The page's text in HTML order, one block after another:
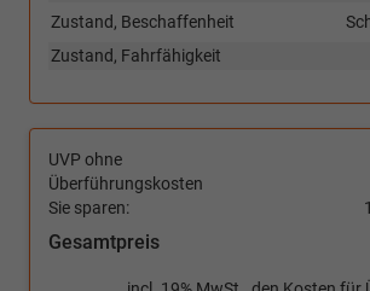
Zustand, Beschaffenheit
Zustand, Fahrfähigkeit
UVP ohne
Überführungskosten
Sie sparen:
Gesamtpreis